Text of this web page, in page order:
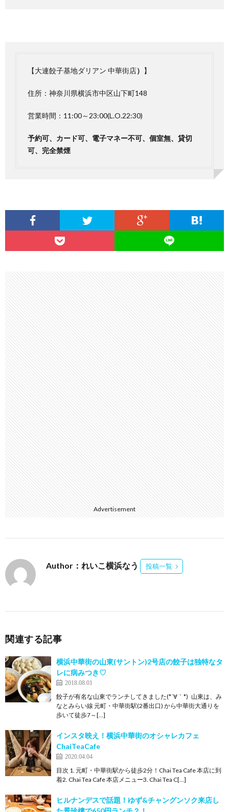
【大連餃子基地ダリアン 中華街店） 】
住所：神奈川県横浜市中区山下町148
営業時間：11:00～23:00(L.O.22:30)
予約可、カード可、電子マネー不可、個室無、貸切
可、完全禁煙
Advertisement
Author：れいこ横浜なう 投稿一覧
関連する記事
横浜中華街の山東(サントン)2号店の餃子は独特なタ
レに病みつき♡
2018.08.01
餃子が有名な山東でランチしてきました(*´∀｀*) 山東は、み
なとみらい線 元町・中華街駅(2番出口) から中華街大通りを
歩いて徒歩7～[…]
インスタ映え！横浜中華街のオシャレカフェ
ChaiTeaCafe
2020.04.04
目次 1. 元町・中華街駅から徒歩2分！Chai Tea Cafe 本店に到
着2. Chai Tea Cafe 本店メニュー3. Chai Tea C[…]
ヒルナンデスで話題！ゆず&チャングンソク来店し